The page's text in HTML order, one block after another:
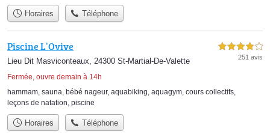
Horaires Téléphone
Piscine L’Ovive
Lieu Dit Masviconteaux, 24300 St-Martial-De-Valette
Fermée, ouvre demain à 14h
4,0 étoiles sur 5
251 avis
hammam, sauna, bébé nageur, aquabiking, aquagym, cours collectifs,
leçons de natation, piscine
Horaires Téléphone